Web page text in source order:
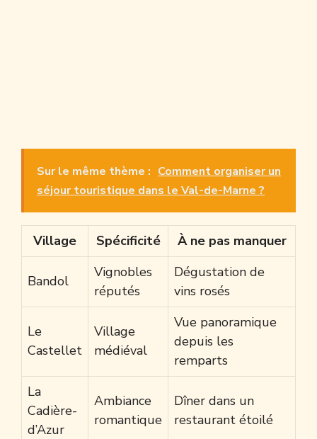
Sur le même thème : Comment organiser un
séjour touristique dans le Val-de-Marne ?
Village Spécificité À ne pas manquer
Bandol
Vignobles
réputés
Dégustation de
vins rosés
Le
Castellet
Village
médiéval
Vue panoramique
depuis les
remparts
La
Cadière-
d’Azur
Ambiance
romantique
Dîner dans un
restaurant étoilé